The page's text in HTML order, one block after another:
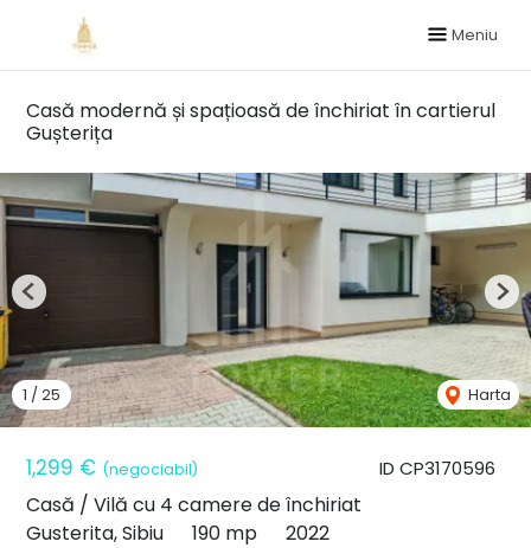
Meniu
Casă modernă și spațioasă de închiriat în cartierul
Gușterița
ID CP3170596
1,299 € (negociabil)
Casă / Vilă cu 4 camere de închiriat
Gusterita, Sibiu
190 mp 2022
1 /25 Harta
Previous